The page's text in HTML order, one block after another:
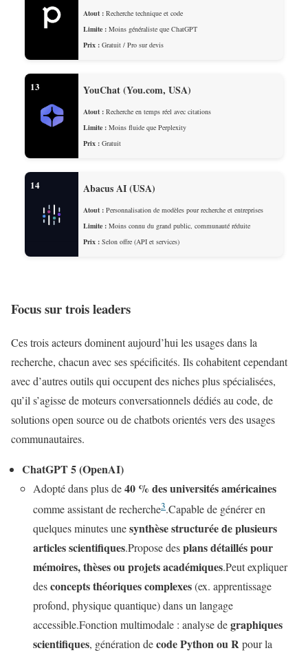
Atout : Recherche technique et code
Limite : Moins généraliste que ChatGPT
Prix : Gratuit / Pro sur devis
13 YouChat (You.com, USA)
Atout : Recherche en temps réel avec citations
Limite : Moins fluide que Perplexity
Prix : Gratuit
14 Abacus AI (USA)
Atout : Personnalisation de modèles pour recherche et entreprises
Limite : Moins connu du grand public, communauté réduite
Prix : Selon offre (API et services)
Focus sur trois leaders
Ces trois acteurs dominent aujourd’hui les usages dans la
recherche, chacun avec ses spécificités. Ils cohabitent cependant
avec d’autres outils qui occupent des niches plus spécialisées,
qu’il s’agisse de moteurs conversationnels dédiés au code, de
solutions open source ou de chatbots orientés vers des usages
communautaires.
ChatGPT 5 (OpenAI)
Adopté dans plus de40 % des universités américaines
comme assistant de recherche3.Capable de générer en
quelques minutes unesynthèse structurée de plusieurs
articles scientifiques.Propose desplans détaillés pour
mémoires, thèses ou projets académiques.Peut expliquer
desconcepts théoriques complexes(ex. apprentissage
profond, physique quantique) dans un langage
accessible.Fonction multimodale : analyse degraphiques
scientifiques, génération decode Python ou Rpour la